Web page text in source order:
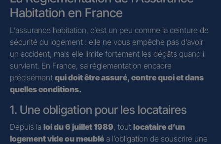
Habitation en France
L’assurance habitation, c’est un peu comme la ceinture de
sécurité du logement : elle ne vous empêche pas d’avoir
un accident, mais elle limite fortement les dégâts quand il
survient. En France, sa réglementation encadre
précisément qui doit être assuré, contre quoi et dans
quelles conditions.
1. Une obligation pour les locataires
Depuis la loi du 6 juillet 1989, tout locataire d’un
logement vide ou meublé a l’obligation de souscrire une